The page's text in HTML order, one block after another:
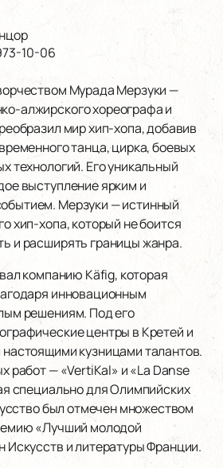
10-06
Мурада Мерзуки —
алжирского хореографа и
мир хип-хопа, добавив
танца, цирка, боевых
технологий. Его уникальный
выступление ярким и
Мерзуки — истинный
хип-хопа, который не боится
и расширять границы жанра.
компанию Käfig, которая
инновационным
решениям. Под его
центры в Кретей и
кузницами талантов.
работ — «VertiKal» и «La Danse
специально для Олимпийских
был отмечен множеством
«Лучший молодой
Искусств и литературы Франции.